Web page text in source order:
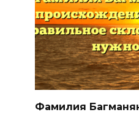
Фамилия